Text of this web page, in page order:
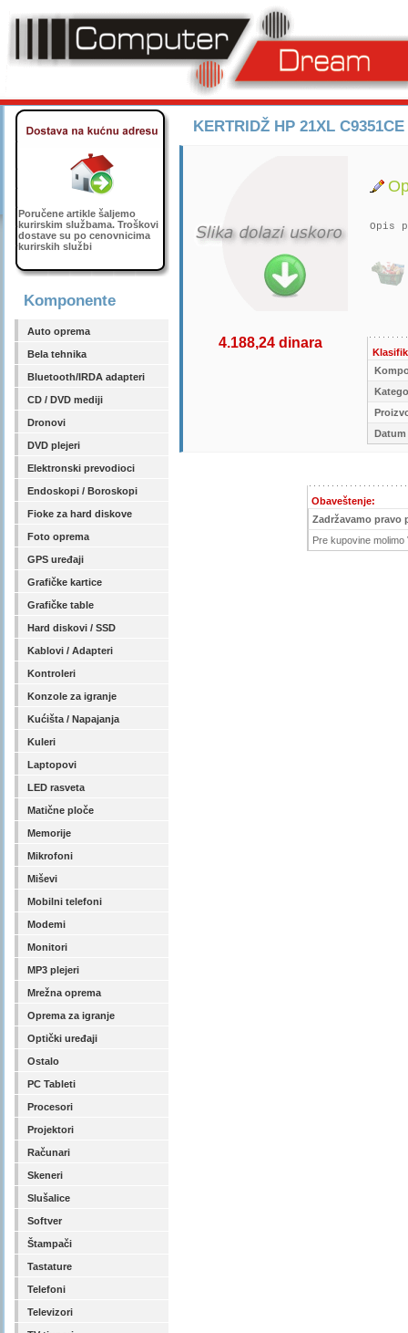
Poručene artikle šaljemo
kurirskim službama. Troškovi
dostave su po cenovnicima
kurirskih službi
Komponente
Auto oprema
Bela tehnika
Bluetooth/IRDA adapteri
CD / DVD mediji
Dronovi
DVD plejeri
Elektronski prevodioci
Endoskopi / Boroskopi
Fioke za hard diskove
Foto oprema
GPS uređaji
Grafičke kartice
Grafičke table
Hard diskovi / SSD
Kablovi / Adapteri
Kontroleri
Konzole za igranje
Kućišta / Napajanja
Kuleri
Laptopovi
LED rasveta
Matične ploče
Memorije
Mikrofoni
Miševi
Mobilni telefoni
Modemi
Monitori
MP3 plejeri
Mrežna oprema
Oprema za igranje
Optički uređaji
Ostalo
PC Tableti
Procesori
Projektori
Računari
Skeneri
Slušalice
Softver
Štampači
Tastature
Telefoni
Televizori
KERTRIDŽ HP 21XL
Opis
4.188,24 dinara
Obaveštenje:
Zadržavamo pravo
Pre kupovine